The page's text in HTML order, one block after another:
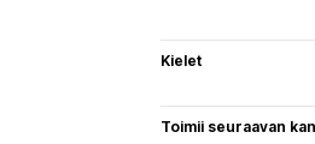
Kielet
Toimii seuraavan